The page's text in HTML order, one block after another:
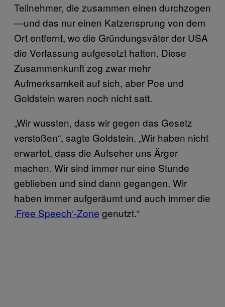
Teilnehmer, die zusammen einen durchzogen
—und das nur einen Katzensprung von dem
Ort entfernt, wo die Gründungsväter der USA
die Verfassung aufgesetzt hatten. Diese
Zusammenkunft zog zwar mehr
Aufmerksamkeit auf sich, aber Poe und
Goldstein waren noch nicht satt.
„Wir wussten, dass wir gegen das Gesetz
verstoßen“, sagte Goldstein. „Wir haben nicht
erwartet, dass die Aufseher uns Ärger
machen. Wir sind immer nur eine Stunde
geblieben und sind dann gegangen. Wir
haben immer aufgeräumt und auch immer die
‚Free Speech‘-Zone genutzt.“